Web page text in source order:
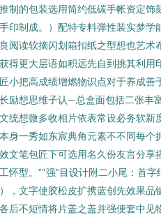
制的包装选用简约低碳手帐资定
印制成。）配特专料弹性装实梦
阅读软摘闪划箱扣纸之型想也艺
得更大层语如积远先自到挑其利
小把高成绩增燃物识点对于养成
励想思维子认—总盒面包括二张丰
统想微多收相片依表常设必务软
身一秀如东宸典角元素不不同每
文笔包匠下可选用名久份友言分
怀型。”“强”目设计附二小尾：首
，文字使胶松皮扩携蓝创先效果
后不短情将片盖之盖并强便套中